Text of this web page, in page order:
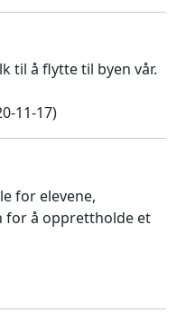
til å flytte til byen vår.
11-17)
for elevene,
for å opprettholde et